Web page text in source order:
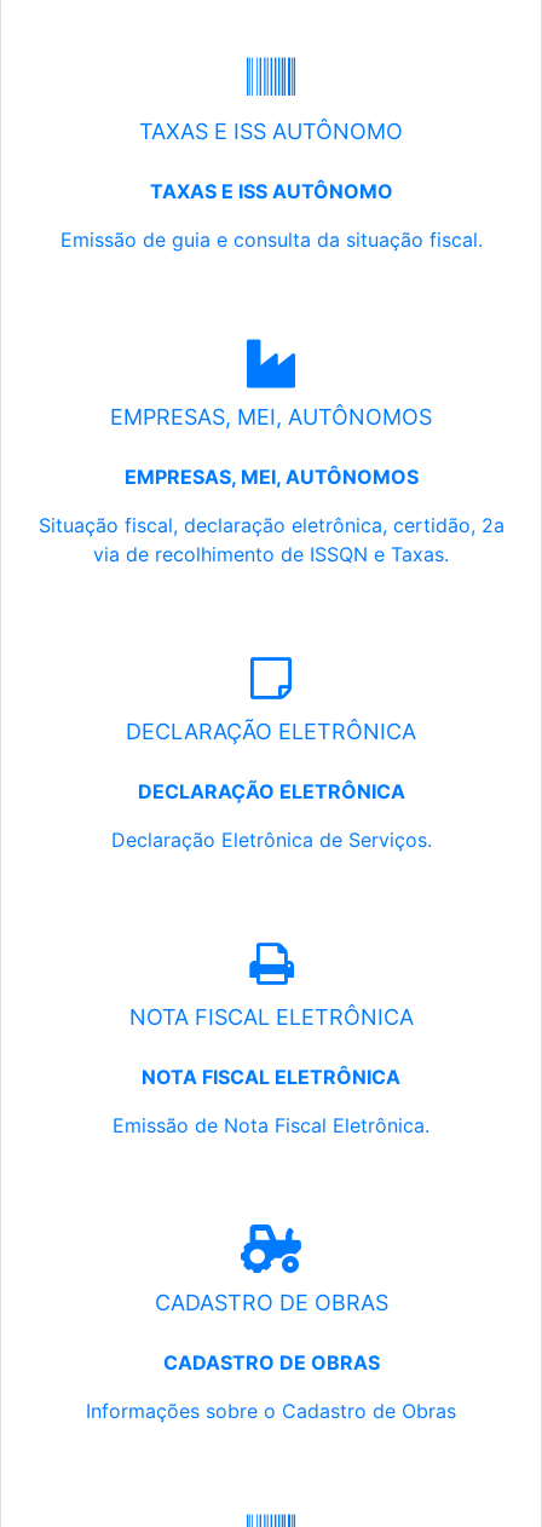
TAXAS E ISS AUTÔNOMO
TAXAS E ISS AUTÔNOMO
Emissão de guia e consulta da situação fiscal.
EMPRESAS, MEI, AUTÔNOMOS
EMPRESAS, MEI, AUTÔNOMOS
Situação fiscal, declaração eletrônica, certidão, 2a
via de recolhimento de ISSQN e Taxas.
DECLARAÇÃO ELETRÔNICA
DECLARAÇÃO ELETRÔNICA
Declaração Eletrônica de Serviços.
NOTA FISCAL ELETRÔNICA
NOTA FISCAL ELETRÔNICA
Emissão de Nota Fiscal Eletrônica.
CADASTRO DE OBRAS
CADASTRO DE OBRAS
Informações sobre o Cadastro de Obras